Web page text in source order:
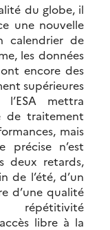
du globe, il
une nouvelle
calendrier de
les données
encore des
supérieures
mettra
de traitement
mais
précise n’est
deux retards,
de l’été, d’un
d’une qualité
répétitivité
libre à la